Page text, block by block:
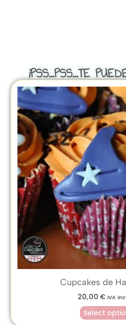
¡PSS...PSS...TE
Cupcakes de
20,00 € IVA
Select